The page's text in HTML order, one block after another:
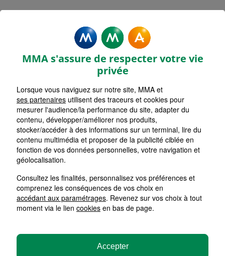
Rechercher une agence par code postal ou ville
Commencez à taper pour voir les suggestions de
Aucune suggestion disponible
LISTE AGENCES
HORAIRES D'AUJOURD'HUI
Fermée
2 CROIX
HORAIRES D'AUJOURD'HUI
Fermée
3 WATTRELOS
MMA s'assure de respecter votre vie
privée
Lorsque vous naviguez sur notre site, MMA et
ses partenaires utilisent des traceurs et cookies pour
mesurer l'audience/la performance du site, adapter du
contenu, développer/améliorer nos produits,
stocker/accéder à des informations sur un terminal, lire du
contenu multimédia et proposer de la publicité ciblée en
fonction de vos données personnelles, votre navigation et
géolocalisation.
Consultez les finalités, personnalisez vos préférences et
comprenez les conséquences de vos choix en
accédant aux paramétrages. Revenez sur vos choix à tout
moment via le lien cookies en bas de page.
Accepter